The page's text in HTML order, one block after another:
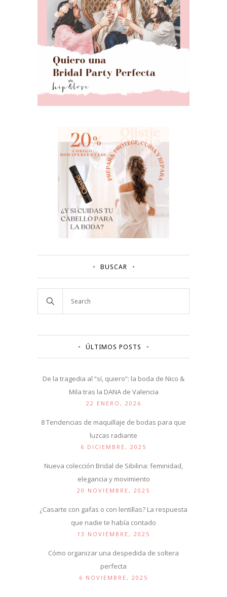
BUSCAR
ÚLTIMOS POSTS
De la tragedia al “sí, quiero”: la boda de Nico &
Mila tras la DANA de Valencia
22 ENERO, 2026
8 Tendencias de maquillaje de bodas para que
luzcas radiante
6 DICIEMBRE, 2025
Nueva colección Bridal de Sibilina: feminidad,
elegancia y movimiento
20 NOVIEMBRE, 2025
¿Casarte con gafas o con lentillas? La respuesta
que nadie te había contado
13 NOVIEMBRE, 2025
Cómo organizar una despedida de soltera
perfecta
6 NOVIEMBRE, 2025